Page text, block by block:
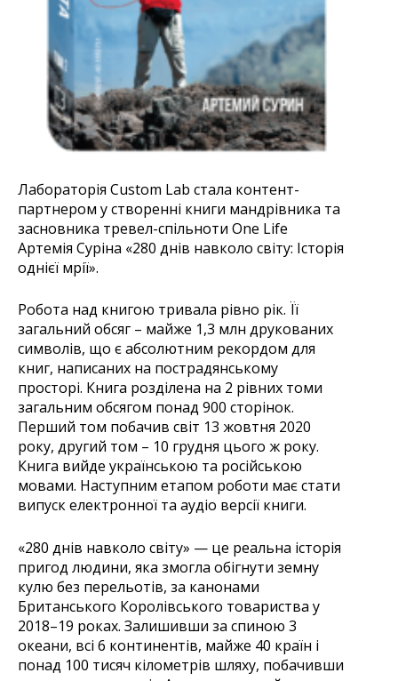
Лабораторія Custom Lab стала контент-
партнером у створенні книги мандрівника та
засновника тревел-спільноти One Life
Артемія Суріна «280 днів навколо світу: Історія
однієї мрії».
Робота над книгою тривала рівно рік. Її
загальний обсяг – майже 1,3 млн друкованих
символів, що є абсолютним рекордом для
книг, написаних на пострадянському
просторі. Книга розділена на 2 рівних томи
загальним обсягом понад 900 сторінок.
Перший том побачив світ 13 жовтня 2020
року, другий том – 10 грудня цього ж року.
Книга вийде українською та російською
мовами. Наступним етапом роботи має стати
випуск електронної та аудіо версії книги.
«280 днів навколо світу» — це реальна історія
пригод людини, яка змогла обігнути земну
кулю без перельотів, за канонами
Британського Королівського товариства у
2018–19 роках. Залишивши за спиною 3
океани, всі 6 континентів, майже 40 країн і
понад 100 тисяч кілометрів шляху, побачивши